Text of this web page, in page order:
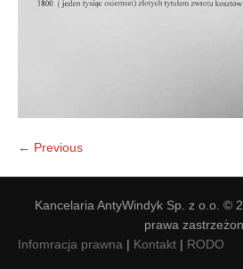
← Previous
Kancelaria AntyWindyk Sp. z o.o. ©
prawa
Infomracja prawna | Kontakt | RODO